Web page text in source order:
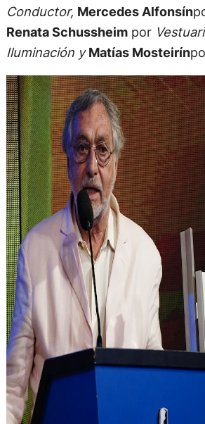
Conductor, Mercedes Alfonsín
Renata Schussheimpor
Iluminación yMatías Mosteirín